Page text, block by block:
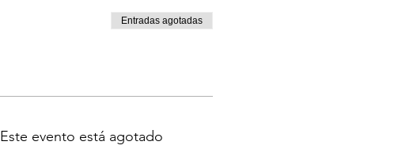
Entradas agotadas
Este evento está agotado